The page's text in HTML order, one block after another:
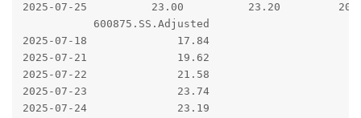
2025-07-25          23.00          23.20
           600875.SS.Adjusted
2025-07-18              17.84
2025-07-21              19.62
2025-07-22              21.58
2025-07-23              23.74
2025-07-24              23.19